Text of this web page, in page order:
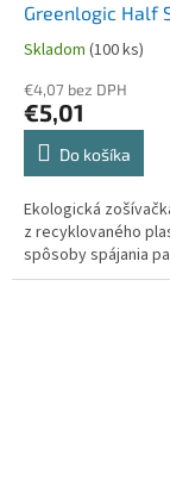
Greenlogic Half
- na 20, 25 listov
Skladom (100 ks)
€4,07 bez DPH
€5,01
Do košíka
Ekologická
z recyklovaného
spôsoby spájania